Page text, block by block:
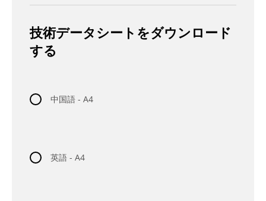
技術データシートをダウンロード
する
中国語 - A4
英語 - A4